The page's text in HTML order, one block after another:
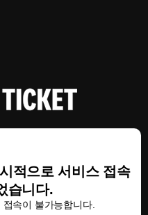
적으로 서비스 접속
습니다.
속이 불가능합니다.